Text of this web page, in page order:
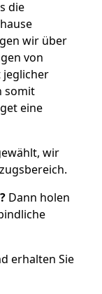
die
wir über
von
jeglicher
somit
eine
wir
Dann holen
erhalten Sie